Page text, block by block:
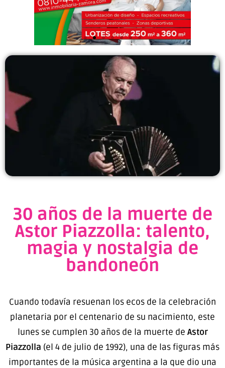
30 años de la muerte de
Astor Piazzolla: talento,
magia y nostalgia de
bandoneón
Cuando todavía resuenan los ecos de la celebración
planetaria por el centenario de su nacimiento, este
lunes se cumplen 30 años de la muerte de Astor
Piazzolla (el 4 de julio de 1992), una de las figuras más
importantes de la música argentina a la que dio una